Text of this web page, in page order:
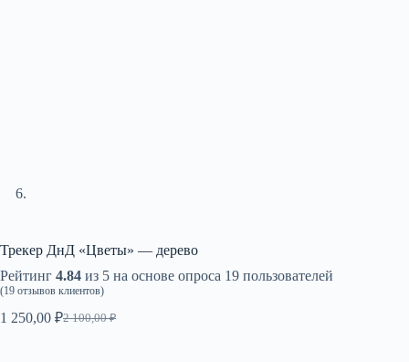
Трекер ДнД «Цветы» — дерево
Рейтинг 4.84 из 5 на основе опроса 19 пользователей
(19 отзывов клиентов)
2 100,00₽
Первоначальная
1 250,00 ₽
Текущая